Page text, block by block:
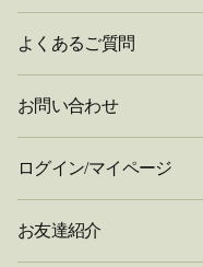
よくあるご質問
お問い合わせ
ログイン/マイページ
お友達紹介